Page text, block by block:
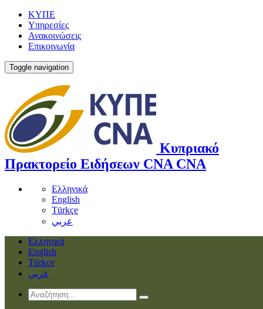
ΚΥΠΕ
Υπηρεσίες
Ανακοινώσεις
Επικοινωνία
Toggle navigation
Κυπριακό
Πρακτορείο Ειδήσεων CNA CNA
Ελληνικά
English
Türkçe
عربي
Ελληνικά
English
Türkçe
عربي